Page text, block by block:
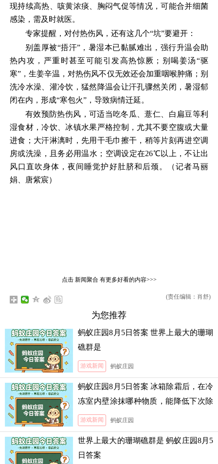
现持续高热、咳黄浓痰、胸闷气促等情况，可能合并细菌
感染，需及时就医。
专家提醒，对付热伤风，还有这几个“坑”要避开：
别盖厚被“捂汗”，暑湿本已黏腻难出，强行升温会助
热内攻，严重时甚至可能引发高热惊厥；别喝姜汤“驱
寒”，生姜辛温，对热伤风不仅无效还会加重咽喉肿痛；别
洗冷水澡、灌冷饮，猛然降温会让汗孔骤然关闭，暑湿郁
闭在内，形成“寒包火”，导致病情迁延。
有效预防热伤风，可适当吃冬瓜、薏仁、白扁豆等利
湿食材，冷饮、冰镇水果严格控制，尤其不要空腹或大量
进食；大汗淋漓时，先用干毛巾擦干，稍等片刻再进空调
房或洗澡，且务必用温水；空调设定在26℃以上，不让出
风口直吹身体，夜间睡觉护好肚脐和后颈。（记者马丽
娟、唐紫宸）
点击 新闻聚合有更多好看的内容>>>
(责任编辑：肖舒)
为您推荐
蚂蚁庄园8月5日答案 世界上最大的珊瑚
礁群是
游戏新闻 蚂蚁庄园
蚂蚁庄园8月5日答案 冰箱除霜后，在冷
冻室内壁涂抹哪种物质，能降低下次除
霜的难度
游戏新闻 蚂蚁庄园
世界上最大的珊瑚礁群是 蚂蚁庄园8月5
日答案